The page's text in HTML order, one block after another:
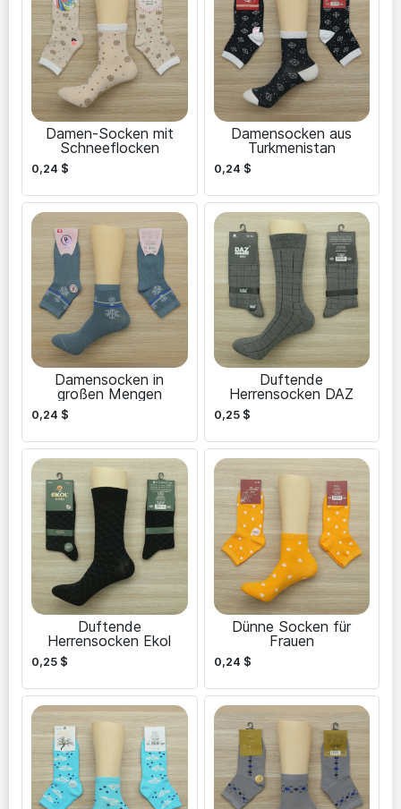
Damen-Socken mit
Schneeflocken
0,24 $
Damensocken aus
Turkmenistan
0,24 $
Damensocken in
großen Mengen
0,24 $
Duftende
Herrensocken DAZ
0,25 $
Duftende
Herrensocken Ekol
0,25 $
Dünne Socken für
Frauen
0,24 $